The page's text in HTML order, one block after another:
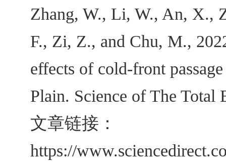
Zhang, W., Li, W., An, X.,
F., Zi, Z., and Chu, M.,
effects of cold-front
Plain. Science of The Total
文章链接：
https://